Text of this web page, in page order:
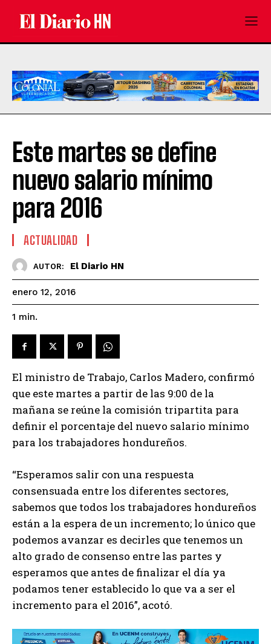
Este martes se define
nuevo salario mínimo
para 2016
ACTUALIDAD
AUTOR: El Diario HN
enero 12, 2016
1 min.
El ministro de Trabajo, Carlos Madero, confirmó
que este martes a partir de las 9:00 de la
mañana se reúne la comisión tripartita para
definir el porcentaje del nuevo salario mínimo
para los trabajadores hondureños.
“Esperamos salir con una respuesta
consensuada entre los diferentes sectores,
sabemos que todos los trabajadores hondureños
están a la espera de un incremento; lo único que
podemos avanzar es decirles que tenemos un
alto grado de consenso entre las partes y
esperamos que antes de finalizar el día ya
podamos tener establecido lo que va a ser el
incremento para el 2016”, acotó.